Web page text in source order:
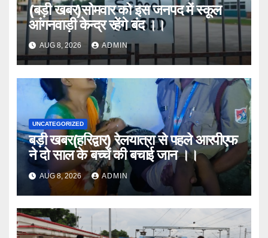
(बड़ी खबर)सोमवार को इस जनपद में स्कूल
आंगनवाड़ी केन्द्र रहेंगे बंद ।।
AUG 8, 2026 ADMIN
UNCATEGORIZED
बड़ी खबर(हरिद्वार) रेलयात्रा से पहले आरपीएफ
ने दो साल के बच्चें की बचाई जान ।।
AUG 8, 2026 ADMIN